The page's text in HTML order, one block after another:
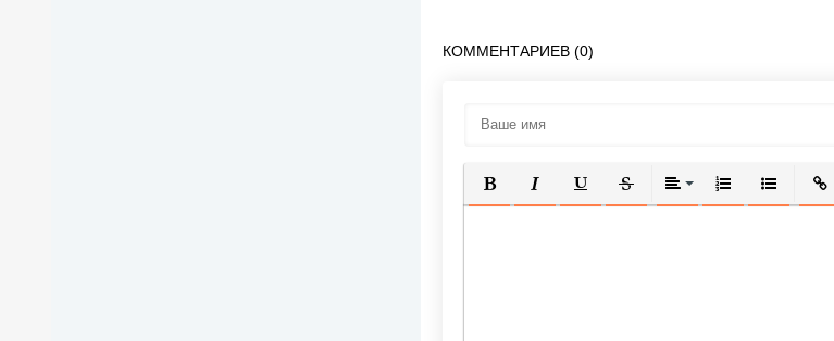
КОММЕНТАРИЕВ (0)
ПОЛУЖИРНЫЙ
КУРСИВПОДЧЕРКНУТЫЙ
ЗАЧЕРКНУТЫЙВЫРАВНИВАНИЕ